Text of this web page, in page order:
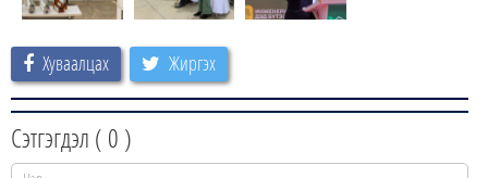
Хуваалцах Жиргэх
Сэтгэгдэл ( 0 )